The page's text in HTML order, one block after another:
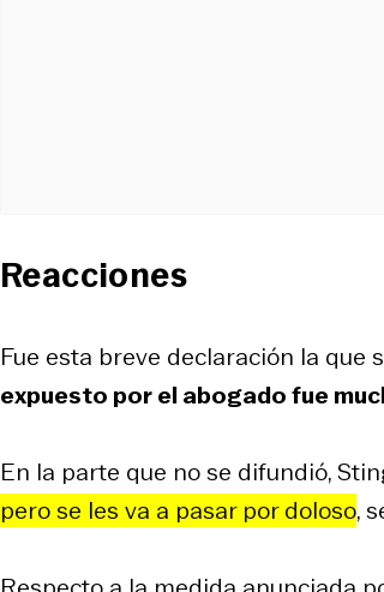
Reacciones
Fue esta breve declaración la que
expuesto por el abogado fue
En la parte que no se difundió,
pero se les va a pasar por doloso,